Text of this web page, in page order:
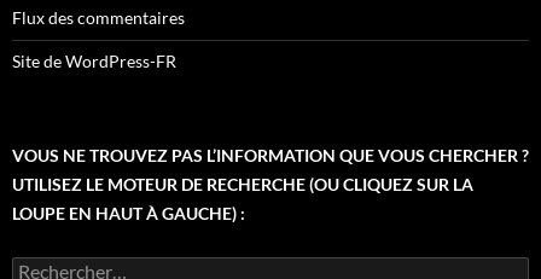
Flux des commentaires
Site de WordPress-FR
VOUS NE TROUVEZ PAS L’INFORMATION QUE VOUS CHERCHER ?
UTILISEZ LE MOTEUR DE RECHERCHE (OU CLIQUEZ SUR LA
LOUPE EN HAUT À GAUCHE) :
Rechercher :